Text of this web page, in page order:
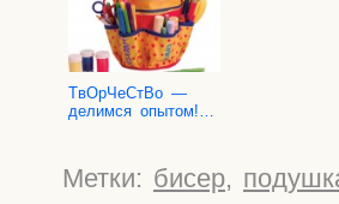
TвOр­Че­СтВо —
делим­ся опытом!…
Метки: бисер,